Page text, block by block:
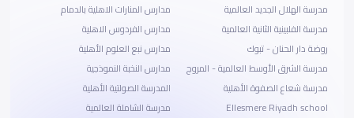
مدرسة الهلال الجديد العالمية
مدرسة الفلبينية الثانية العالمية
روضة دار الحنان - تبوك
مدرسة الشرق الأوسط العالمية - المروج
مدرسة شعاع الصفوة الأهلية
Ellesmere Riyadh school
مدارس المنارات الاهلية بالدمام
مدارس الفردوس الاهلية
مدارس نبع العلوم الأهلية
مدارس النخبة النموذجية
المدرسة الصولتية الأهلية
مدرسة الشاملة العالمية